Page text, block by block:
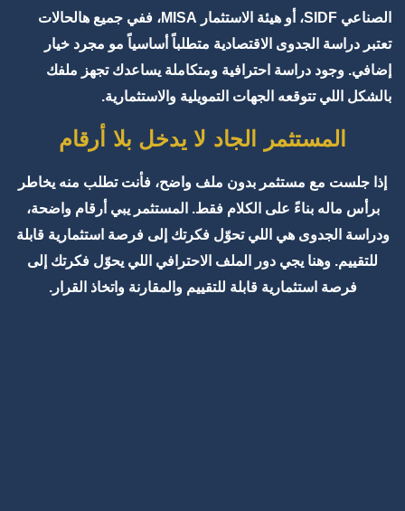
الصناعي SIDF، أو هيئة الاستثمار MISA، ففي جميع هالحالات
تعتبر دراسة الجدوى الاقتصادية متطلباً أساسياً مو مجرد خيار
إضافي. وجود دراسة احترافية ومتكاملة يساعدك تجهز ملفك
بالشكل اللي تتوقعه الجهات التمويلية والاستثمارية.
المستثمر الجاد لا يدخل بلا أرقام
إذا جلست مع مستثمر بدون ملف واضح، فأنت تطلب منه يخاطر
برأس ماله بناءً على الكلام فقط. المستثمر يبي أرقام واضحة،
ودراسة الجدوى هي اللي تحوّل فكرتك إلى فرصة استثمارية قابلة
للتقييم. وهنا يجي دور الملف الاحترافي اللي يحوّل فكرتك إلى
فرصة استثمارية قابلة للتقييم والمقارنة واتخاذ القرار.